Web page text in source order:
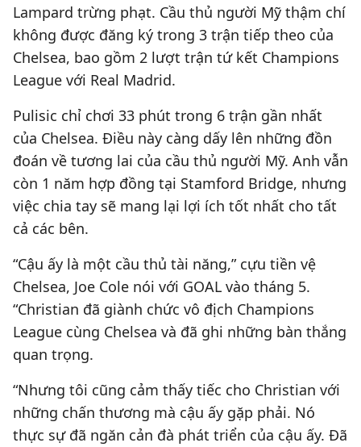
Lampard trừng phạt. Cầu thủ người Mỹ thậm chí
không được đăng ký trong 3 trận tiếp theo của
Chelsea, bao gồm 2 lượt trận tứ kết Champions
League với Real Madrid.
Pulisic chỉ chơi 33 phút trong 6 trận gần nhất
của Chelsea. Điều này càng dấy lên những đồn
đoán về tương lai của cầu thủ người Mỹ. Anh vẫn
còn 1 năm hợp đồng tại Stamford Bridge, nhưng
việc chia tay sẽ mang lại lợi ích tốt nhất cho tất
cả các bên.
“Cậu ấy là một cầu thủ tài năng,” cựu tiền vệ
Chelsea, Joe Cole nói với GOAL vào tháng 5.
“Christian đã giành chức vô địch Champions
League cùng Chelsea và đã ghi những bàn thắng
quan trọng.
“Nhưng tôi cũng cảm thấy tiếc cho Christian với
những chấn thương mà cậu ấy gặp phải. Nó
thực sự đã ngăn cản đà phát triển của cậu ấy. Đã